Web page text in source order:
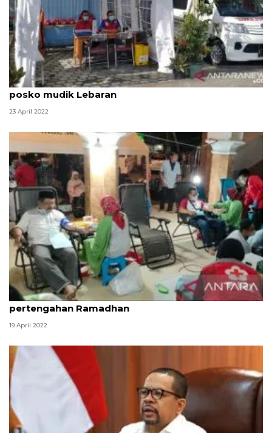
PMI Jember siagakan dokter dan ambulans di
posko mudik Lebaran
23 April 2022
PMI Jember himpun 2.305 kantong darah hingga
pertengahan Ramadhan
19 April 2022